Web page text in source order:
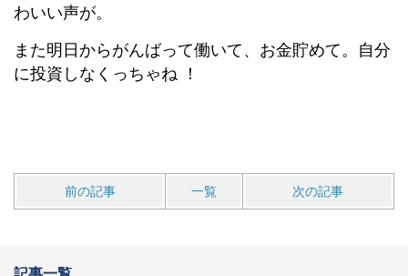
わいい声が。
また明日からがんばって働いて、お金貯めて。自分
に投資しなくっちゃね ！
前の記事 一覧 次の記事